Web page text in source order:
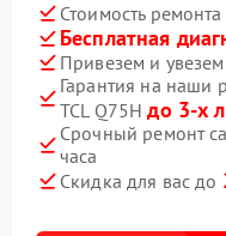
Стоимость ремонта
Бесплатная
Привезем и
Гарантия на наши
TCL Q75Hдо 3-х
Срочный ремонт
часа
Скидка для вас до